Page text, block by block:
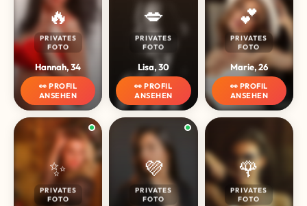
🔥
PRIVATES
FOTO
Hannah, 34
👀 PROFIL
ANSEHEN
💋
PRIVATES
FOTO
Lisa, 30
👀 PROFIL
ANSEHEN
💕
PRIVATES
FOTO
Marie, 26
👀 PROFIL
ANSEHEN
✨
PRIVATES
FOTO
💜
PRIVATES
FOTO
🌹
PRIVATES
FOTO